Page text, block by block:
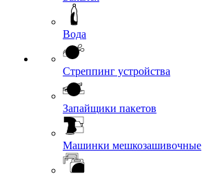
Вода
Стреппинг устройства
Запайщики пакетов
Машинки мешкозашивочные